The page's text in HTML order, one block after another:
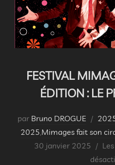
FESTIVAL
ÉDITION : LE
par Bruno DROGUE
2025,Mimages fait son
30 janvier 2025